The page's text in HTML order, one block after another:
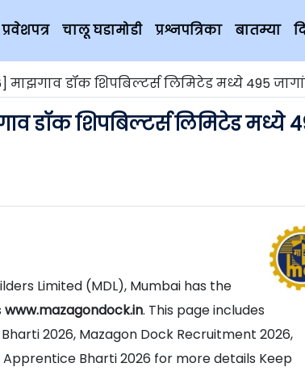
प्रवेशपत्र चालू घडामोडी प्रश्नपत्रिका बातम्या
डॉक शिपबिल्टर्स लिमिटेड मध्ये 495 जागांसाठी भरती 2026
डॉक शिपबिल्टर्स लिमिटेड मध्ये
Limited (MDL), Mumbai has the
www.mazagondock.in. This page includes
2026, Mazagon Dock Recruitment 2026,
Bharti 2026 for more details Keep